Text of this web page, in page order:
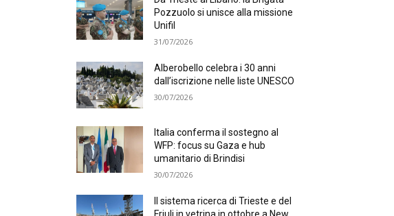
Pozzuolo si unisce alla missione
Unifil
31/07/2026
Alberobello celebra i 30 anni
dall’iscrizione nelle liste UNESCO
30/07/2026
Italia conferma il sostegno al
WFP: focus su Gaza e hub
umanitario di Brindisi
30/07/2026
Il sistema ricerca di Trieste e del